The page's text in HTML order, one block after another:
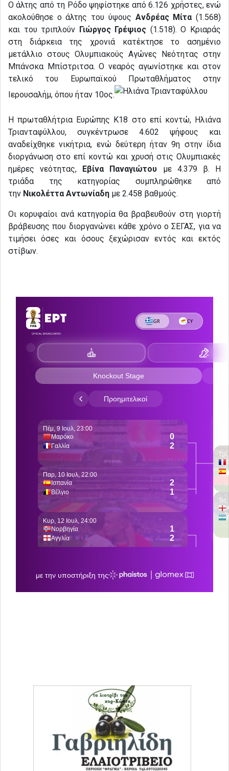
Ο άλτης από τη Ρόδο ψηφίστηκε από 6.126 χρήστες, ενώ
ακολούθησε ο άλτης του ύψους Ανδρέας Μίτα(1.568)
και του τριπλούν Γιώργος Γρέψιος (1.518). Ο Κριαράς
στη διάρκεια της χρονιά κατέκτησε το ασημένιο
μετάλλιο στους Ολυμπιακούς Αγώνες Νεότητας στην
Μπάνσκα Μπίστριτσα. Ο νεαρός αγωνίστηκε και στον
τελικό του Ευρωπαϊκού Πρωταθλήματος στην
Ιερουσαλήμ, όπου ήταν 10ος.
Η πρωταθλήτρια Ευρώπης Κ18 στο επί κοντώ, Ηλιάνα
Τριανταφύλλου, συγκέντρωσε 4.602 ψήφους και
αναδείχθηκε νικήτρια, ενώ δεύτερη ήταν 9η στην ίδια
διοργάνωση στο επί κοντώ και χρυσή στις Ολυμπιακές
ημέρες νεότητας,
Εβίνα Παναγιώτου με 4.379 β. Η
τριάδα της κατηγορίας συμπληρώθηκε από
την Νικολέττα Αντωνίαδη με 2.458 βαθμούς.
Οι κορυφαίοι ανά κατηγορία θα βραβευθούν στη γιορτή
βράβευσης που διοργανώνει κάθε χρόνο ο ΣΕΓΑΣ, για να
τιμήσει όσες και όσους ξεχώρισαν εντός και εκτός
στίβων.